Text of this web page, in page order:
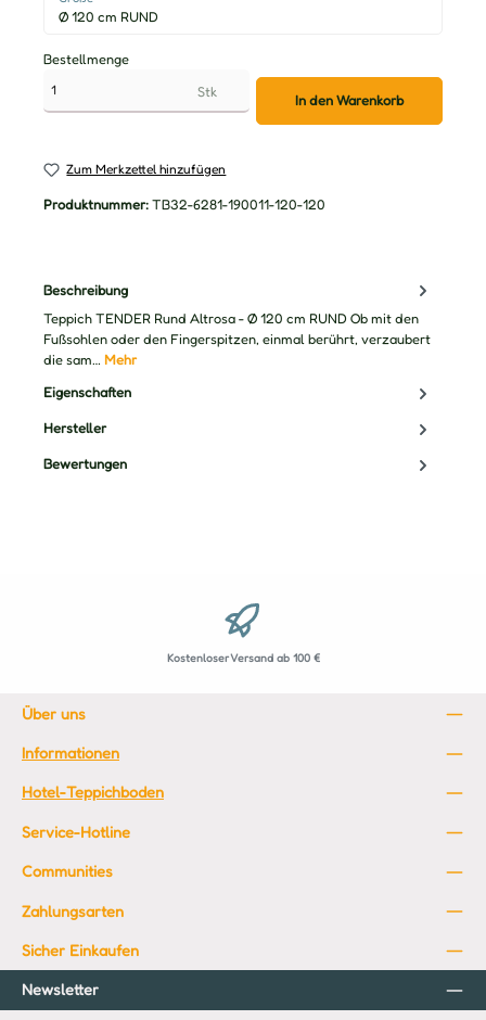
Ø 120 cm RUND
Bestellmenge
Stk
In den Warenkorb
Zum Merkzettel hinzufügen
Produktnummer: TB32-6281-190011-120-120
Beschreibung
Teppich TENDER Rund Altrosa - Ø 120 cm RUND Ob mit den
Fußsohlen oder den Fingerspitzen, einmal berührt, verzaubert
die sam… Mehr
Eigenschaften
Hersteller
Bewertungen
Kostenloser Versand ab 100 €
Über uns
Informationen
Hotel-Teppichboden
Service-Hotline
Communities
Zahlungsarten
Sicher Einkaufen
Newsletter